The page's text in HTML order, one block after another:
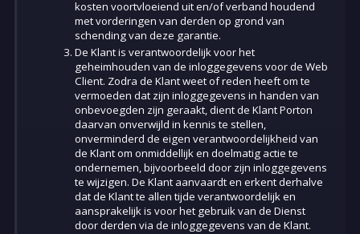
kosten voortvloeiend uit en/of verband houdend
met vorderingen van derden op grond van
schending van deze garantie.
De Klant is verantwoordelijk voor het
geheimhouden van de inloggegevens voor de Web
Client. Zodra de Klant weet of reden heeft om te
vermoeden dat zijn inloggegevens in handen van
onbevoegden zijn geraakt, dient de Klant Porton
daarvan onverwijld in kennis te stellen,
onverminderd de eigen verantwoordelijkheid van
de Klant om onmiddellijk en doelmatig actie te
ondernemen, bijvoorbeeld door zijn inloggegevens
te wijzigen. De Klant aanvaardt en erkent derhalve
dat de Klant te allen tijde verantwoordelijk en
aansprakelijk is voor het gebruik van de Dienst
door derden via de inloggegevens van de Klant.